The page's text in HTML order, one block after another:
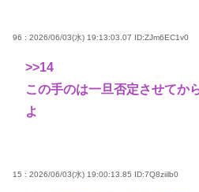
96 : 2026/06/03(水) 19:13:03.07 ID:ZJm6EC1v0
>>14
この手のは一旦否定させてか
よ
15 : 2026/06/03(水) 19:00:13.85 ID:7Q8ziilb0